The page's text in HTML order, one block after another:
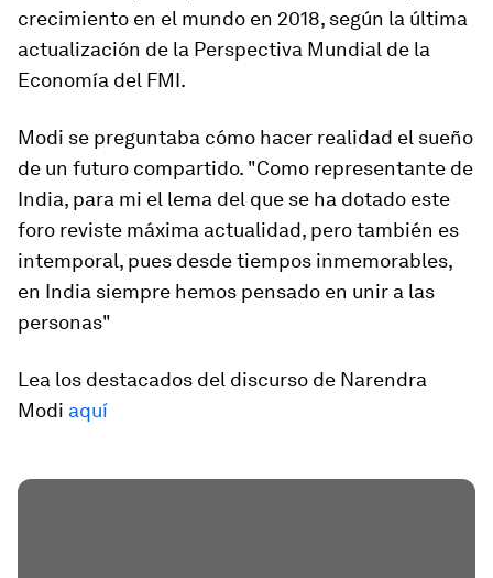
crecimiento en el mundo en 2018, según la última
actualización de la Perspectiva Mundial de la
Economía del FMI.
Modi se preguntaba cómo hacer realidad el sueño
de un futuro compartido. "Como representante de
India, para mi el lema del que se ha dotado este
foro reviste máxima actualidad, pero también es
intemporal, pues desde tiempos inmemorables,
en India siempre hemos pensado en unir a las
personas"
Lea los destacados del discurso de Narendra
Modi aquí